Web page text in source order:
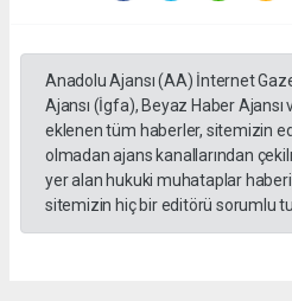
Anadolu Ajansı (AA) İnternet
Ajansı (İgfa), Beyaz Haber
eklenen tüm haberler, sitemizin
olmadan ajans kanallarından
yer alan hukuki muhataplar
sitemizin hiç bir editörü sorumlu